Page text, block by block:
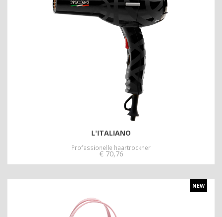
L'ITALIANO
Professionelle haartrockner
€ 70,76
NEW